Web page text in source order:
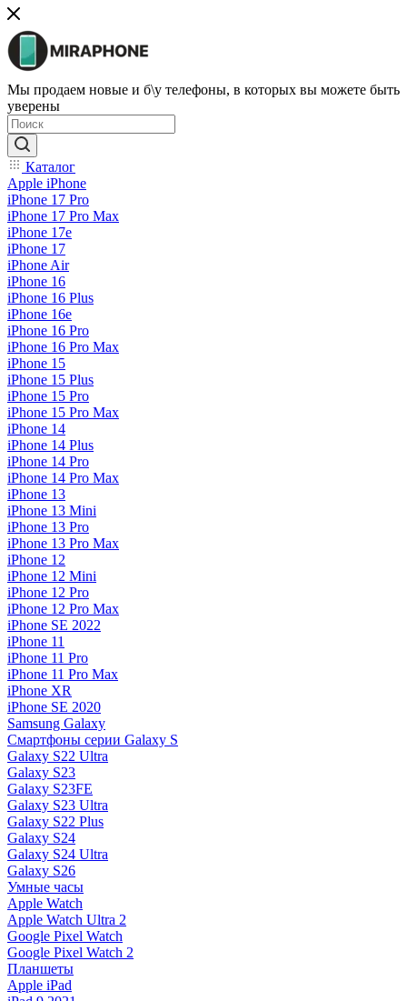
Мы продаем новые и б\у телефоны, в которых вы можете быть
уверены
Каталог
Apple iPhone
iPhone 17 Pro
iPhone 17 Pro Max
iPhone 17e
iPhone 17
iPhone Air
iPhone 16
iPhone 16 Plus
iPhone 16e
iPhone 16 Pro
iPhone 16 Pro Max
iPhone 15
iPhone 15 Plus
iPhone 15 Pro
iPhone 15 Pro Max
iPhone 14
iPhone 14 Plus
iPhone 14 Pro
iPhone 14 Pro Max
iPhone 13
iPhone 13 Mini
iPhone 13 Pro
iPhone 13 Pro Max
iPhone 12
iPhone 12 Mini
iPhone 12 Pro
iPhone 12 Pro Max
iPhone SE 2022
iPhone 11
iPhone 11 Pro
iPhone 11 Pro Max
iPhone XR
iPhone SE 2020
Samsung Galaxy
Смартфоны серии Galaxy S
Galaxy S22 Ultra
Galaxy S23
Galaxy S23FE
Galaxy S23 Ultra
Galaxy S22 Plus
Galaxy S24
Galaxy S24 Ultra
Galaxy S26
Умные часы
Apple Watch
Apple Watch Ultra 2
Google Pixel Watch
Google Pixel Watch 2
Планшеты
Apple iPad